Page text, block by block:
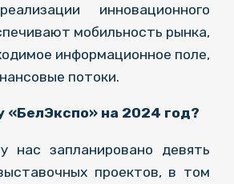
инновационного
мобильность рынка,
информационное поле,
потоки.
«БелЭкспо» на 2024 год?
нас запланировано девять
проектов, в том